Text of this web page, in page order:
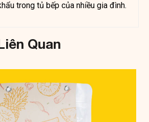
trong tủ bếp của nhiều gia đình.
Quan